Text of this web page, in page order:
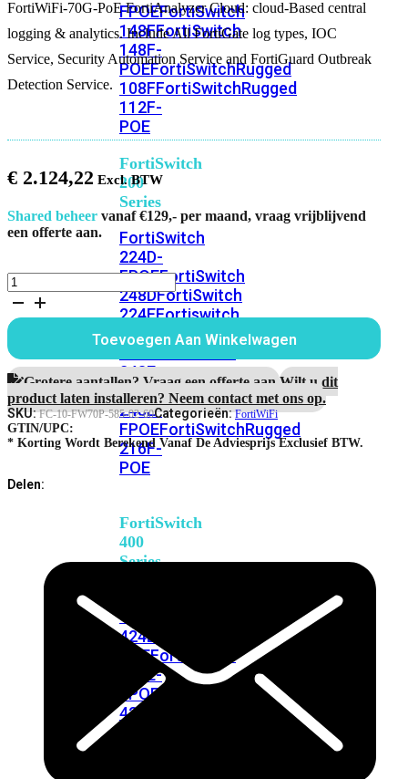
FPOEFortiSwitch
148FFortiSwitch
148F-
POEFortiSwitchRugged
108FFortiSwitchRugged
112F-
POE
FortiSwitch
200
Series
FortiSwitch
224D-
FPOEFortiSwitch
248DFortiSwitch
224EFortiswitch
224E-
POEFortiSwitch
248E-
POE
FortiSwitch
248E-
FPOEFortiSwitchRugged
216F-
POE
FortiSwitch
400
Series
424E
424E-
POEFortiSwitch
424E-
FPOE
424E-
FortiWiFi-70G-PoE FortiAnalyzer Cloud: cloud-Based central
logging & analytics. Include All FortiGate log types, IOC
Service, Security Automation Service and FortiGuard Outbreak
Detection Service.
€ 2.124,22
Shared beheer vanaf €129,- per maand, vraag vrijblijvend
een offerte aan.
FortiWiFi-
70G-
5
Jaar
FortiAnalyzer
Cloud
aantal
Toevoegen Aan Winkelwagen
Grotere aantallen? Vraag een offerte aan.Wilt u dit
product laten installeren? Neem contact met ons op.
SKU:FC-10-FW70P-585-02-60Categorieën:FortiWiFi
GTIN/UPC:
* Korting Wordt Berekend Vanaf De Adviesprijs Exclusief BTW.
Delen: